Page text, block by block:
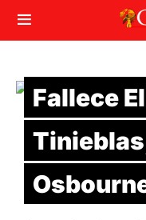
Fallece